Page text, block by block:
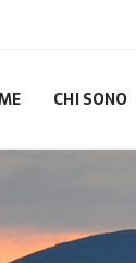
CHI SONO